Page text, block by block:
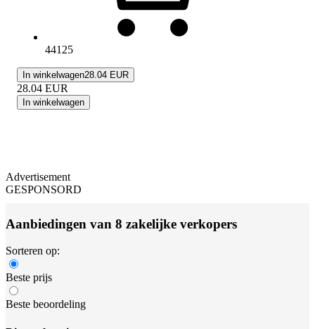
44125
In winkelwagen28.04 EUR
28.04 EUR
In winkelwagen
Advertisement
GESPONSORD
Aanbiedingen van 8 zakelijke verkopers
Sorteren op:
Beste prijs
Beste beoordeling